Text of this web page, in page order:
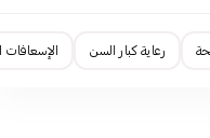
رعاية كبار السن الإسعافات